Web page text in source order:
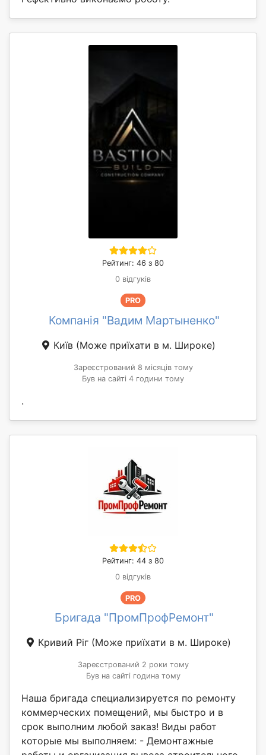
Рейтинг: 46 з 80
0 відгуків
PRO
Компанія "Вадим Мартыненко"
Київ (Може приїхати в м. Широке)
Зареєстрований 8 місяців тому
Був на сайті 4 години тому
.
Рейтинг: 44 з 80
0 відгуків
PRO
Бригада "ПромПрофРемонт"
Кривий Ріг (Може приїхати в м. Широке)
Зареєстрований 2 роки тому
Був на сайті година тому
Наша бригада специализируется по ремонту
коммерческих помещений, мы быстро и в
срок выполним любой заказ! Виды работ
которые мы выполняем: - Демонтажные